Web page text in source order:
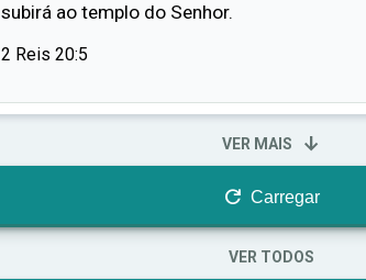
subirá ao templo do Senhor.
2 Reis 20:5
VER MAIS 
 Carregar
VER TODOS